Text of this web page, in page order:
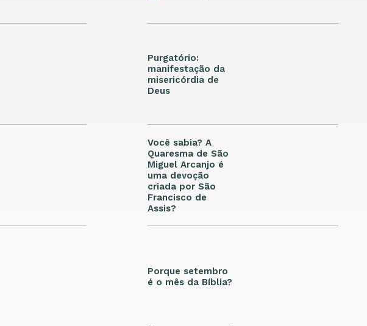
Purgatório:
manifestação da
misericórdia de
Deus
Você sabia? A
Quaresma de São
Miguel Arcanjo é
uma devoção
criada por São
Francisco de
Assis?
Porque setembro
é o mês da Bíblia?